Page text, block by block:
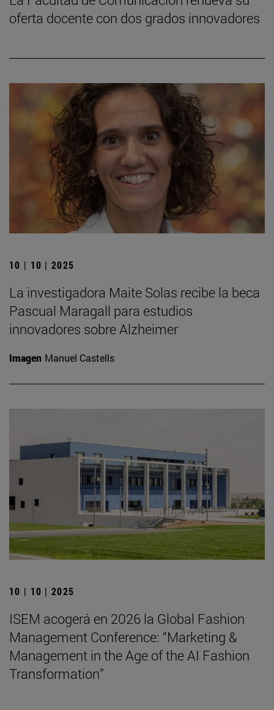
oferta docente con dos grados innovadores
10 | 10 | 2025
La investigadora Maite Solas recibe la beca
Pascual Maragall para estudios
innovadores sobre Alzheimer
Imagen Manuel Castells
10 | 10 | 2025
ISEM acogerá en 2026 la Global Fashion
Management Conference: “Marketing &
Management in the Age of the AI Fashion
Transformation”